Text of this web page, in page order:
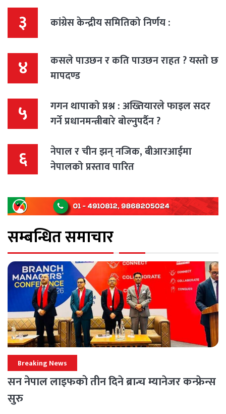
३ कांग्रेस केन्द्रीय समितिको निर्णय :
४
कसले पाउछन र कति पाउछन राहत ? यस्तो छ
मापदण्ड
५
गगन थापाको प्रश्न : अख्तियारले फाइल सदर
गर्ने प्रधानमन्त्रीबारे बोल्नुपर्दैन ?
६
नेपाल र चीन झन् नजिक, बीआरआईमा
नेपालको प्रस्ताव पारित
सम्बन्धित समाचार
Breaking News
सन नेपाल लाइफको तीन दिने ब्रान्च म्यानेजर कन्फ्रेन्स
सुरु